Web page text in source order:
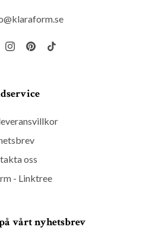
oss
- Linktree
vårt nyhetsbrev